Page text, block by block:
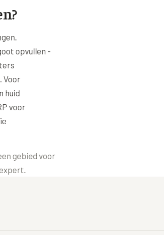
opvullen -
Voor
huid
voor
gebied voor